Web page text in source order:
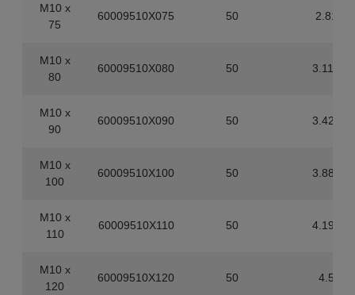
M10 x
75
60009510X075 50 2.81
M10 x
80
60009510X080 50 3.115
M10 x
90
60009510X090 50 3.425
M10 x
100
60009510X100 50 3.885
M10 x
110
60009510X110 50 4.195
M10 x
120
60009510X120 50 4.5